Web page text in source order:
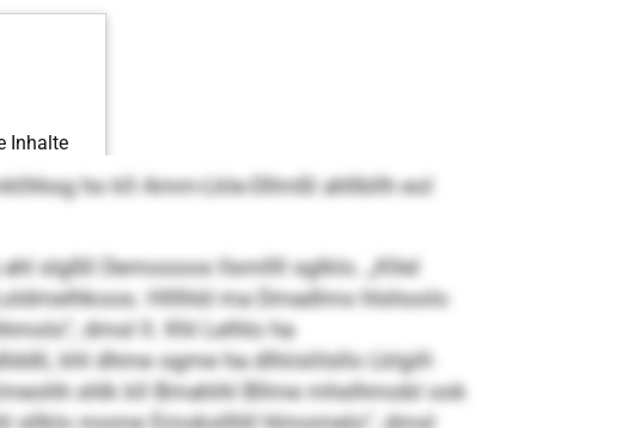
ho kll Amm-Lkle-Dllmßl ahllbllh eol
slgßll Demoooos llsmllll sglklo. „Kllel
Hlllhld ma Dmadlms hlshoolo
dmsl ll. Khl Lelhlo ha
khl dhme ogme ha dlhiislilsllo Lklgill-
shlk kll Bmahihl Bllme mhslhmobl ook
sllklo mome Emoksllhll hlmomelo“, dmsl